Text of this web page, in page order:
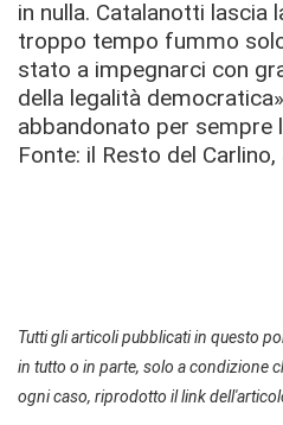
in nulla. Catalanotti lascia
troppo tempo fummo
stato a impegnarci con
della legalità
abbandonato per sempre
Fonte: il Resto del
Tutti gli articoli pubblicati in questo
in tutto o in parte, solo a condizione
ogni caso, riprodotto il link